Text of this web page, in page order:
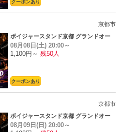
クーポンあり
京都市
ボイジャースタンド京都 グランドオー
プン
08月08日(土) 20:00～
1,100円～ 残50人
クーポンあり
京都市
ボイジャースタンド京都 グランドオー
プン
08月09日(日) 20:00～